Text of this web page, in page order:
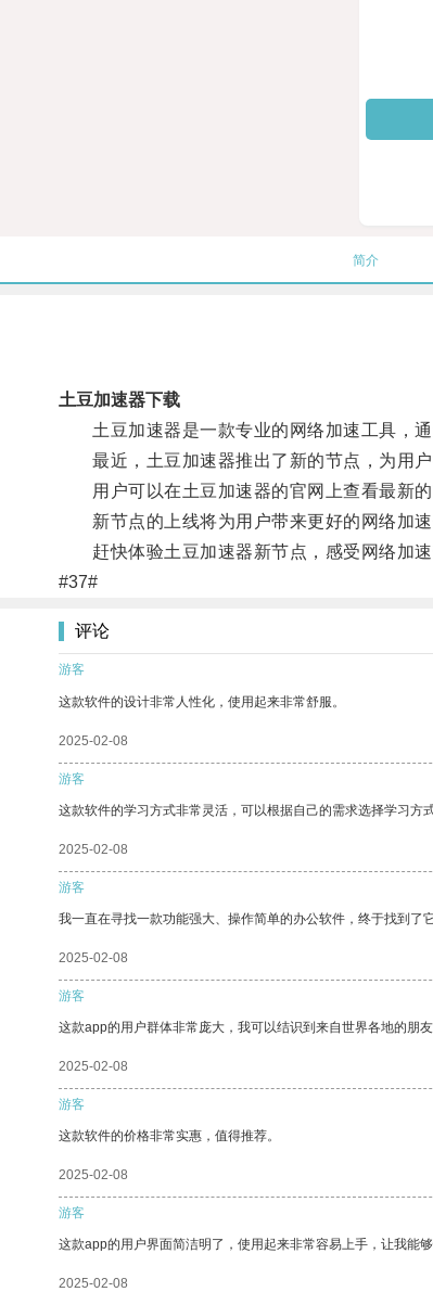
简介
土豆加速器下载
土豆加速器是一款专业的网络加速工具，通
最近，土豆加速器推出了新的节点，为用户
用户可以在土豆加速器的官网上查看最新的
新节点的上线将为用户带来更好的网络加速
赶快体验土豆加速器新节点，感受网络加速
#37#
评论
游客
这款软件的设计非常人性化，使用起来非常舒服。
2025-02-08
游客
这款软件的学习方式非常灵活，可以根据自己的需求选择学习方式
2025-02-08
游客
我一直在寻找一款功能强大、操作简单的办公软件，终于找到了
2025-02-08
游客
这款app的用户群体非常庞大，我可以结识到来自世界各地的朋友
2025-02-08
游客
这款软件的价格非常实惠，值得推荐。
2025-02-08
游客
这款app的用户界面简洁明了，使用起来非常容易上手，让我能
2025-02-08